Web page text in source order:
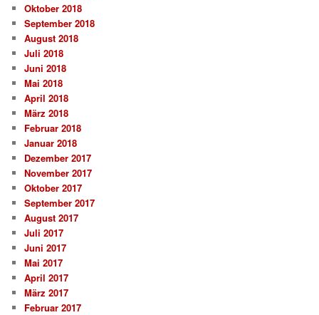
Oktober 2018
September 2018
August 2018
Juli 2018
Juni 2018
Mai 2018
April 2018
März 2018
Februar 2018
Januar 2018
Dezember 2017
November 2017
Oktober 2017
September 2017
August 2017
Juli 2017
Juni 2017
Mai 2017
April 2017
März 2017
Februar 2017